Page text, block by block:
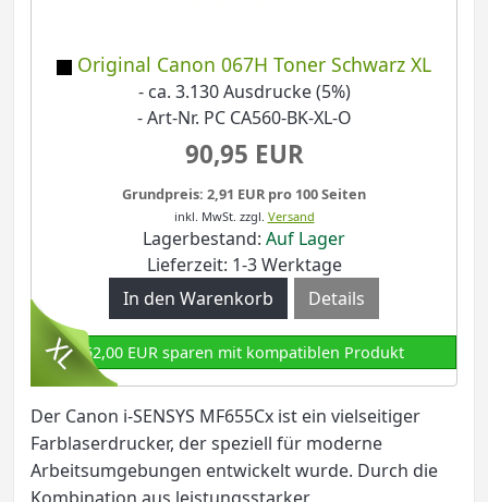
Original Canon 067H Toner Schwarz XL
- ca. 3.130 Ausdrucke (5%)
- Art-Nr. PC CA560-BK-XL-O
90,95 EUR
Grundpreis: 2,91 EUR pro 100 Seiten
inkl. MwSt. zzgl. Versand
Lagerbestand: Auf Lager
Lieferzeit: 1-3 Werktage
Details
62,00 EUR sparen mit kompatiblen Produkt
Der Canon i-SENSYS MF655Cx ist ein vielseitiger
Farblaserdrucker, der speziell für moderne
Arbeitsumgebungen entwickelt wurde. Durch die